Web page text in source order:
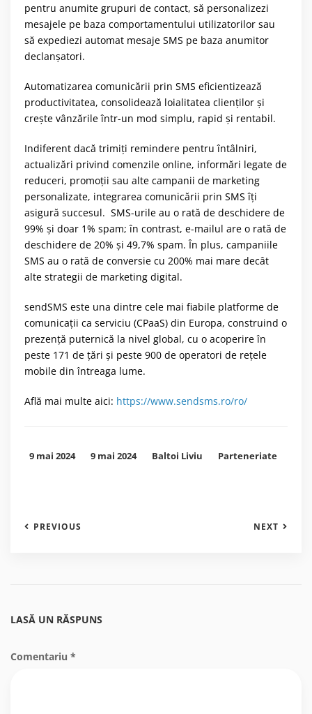
pentru anumite grupuri de contact, să personalizezi
mesajele pe baza comportamentului utilizatorilor sau
să expediezi automat mesaje SMS pe baza anumitor
declanșatori.
Automatizarea comunicării prin SMS eficientizează
productivitatea, consolidează loialitatea clienților și
crește vânzările într-un mod simplu, rapid și rentabil.
Indiferent dacă trimiți remindere pentru întâlniri,
actualizări privind comenzile online, informări legate de
reduceri, promoții sau alte campanii de marketing
personalizate, integrarea comunicării prin SMS îți
asigură succesul. SMS-urile au o rată de deschidere de
99% și doar 1% spam; în contrast, e-mailul are o rată de
deschidere de 20% și 49,7% spam. În plus, campaniile
SMS au o rată de conversie cu 200% mai mare decât
alte strategii de marketing digital.
sendSMS este una dintre cele mai fiabile platforme de
comunicații ca serviciu (CPaaS) din Europa, construind o
prezență puternică la nivel global, cu o acoperire în
peste 171 de țări și peste 900 de operatori de rețele
mobile din întreaga lume.
Află mai multe aici: https://www.sendsms.ro/ro/
9 mai 2024 9 mai 2024 Baltoi Liviu Parteneriate
PREVIOUS NEXT
LASĂ UN RĂSPUNS
Comentariu *